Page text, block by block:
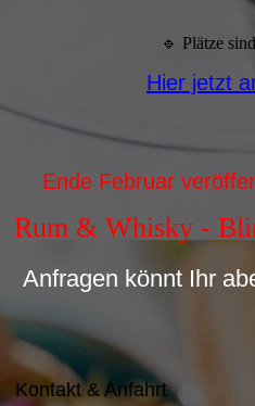
🔹 Plätze
Hier jetzt
Ende Februar
Rum & Whisky -
Anfragen könnt Ihr
Kontakt & Anfahrt